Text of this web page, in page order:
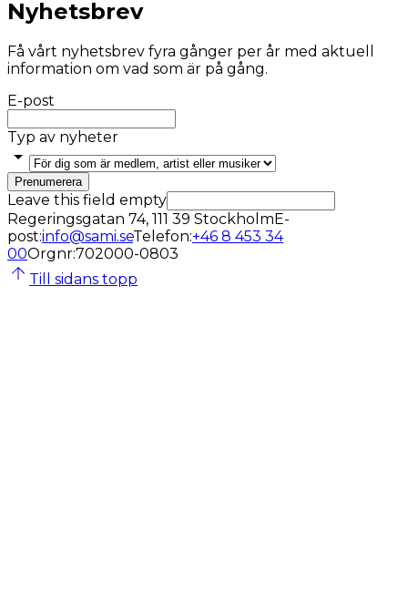
Nyhetsbrev
Få vårt nyhetsbrev fyra gånger per år med aktuell
information om vad som är på gång.
E-post
Typ av nyheter
Prenumerera
Leave this field empty
Regeringsgatan 74, 111 39 Stockholm E-
post:info@sami.seTelefon:+46 8 453 34
00Orgnr:702000-0803
Till sidans topp